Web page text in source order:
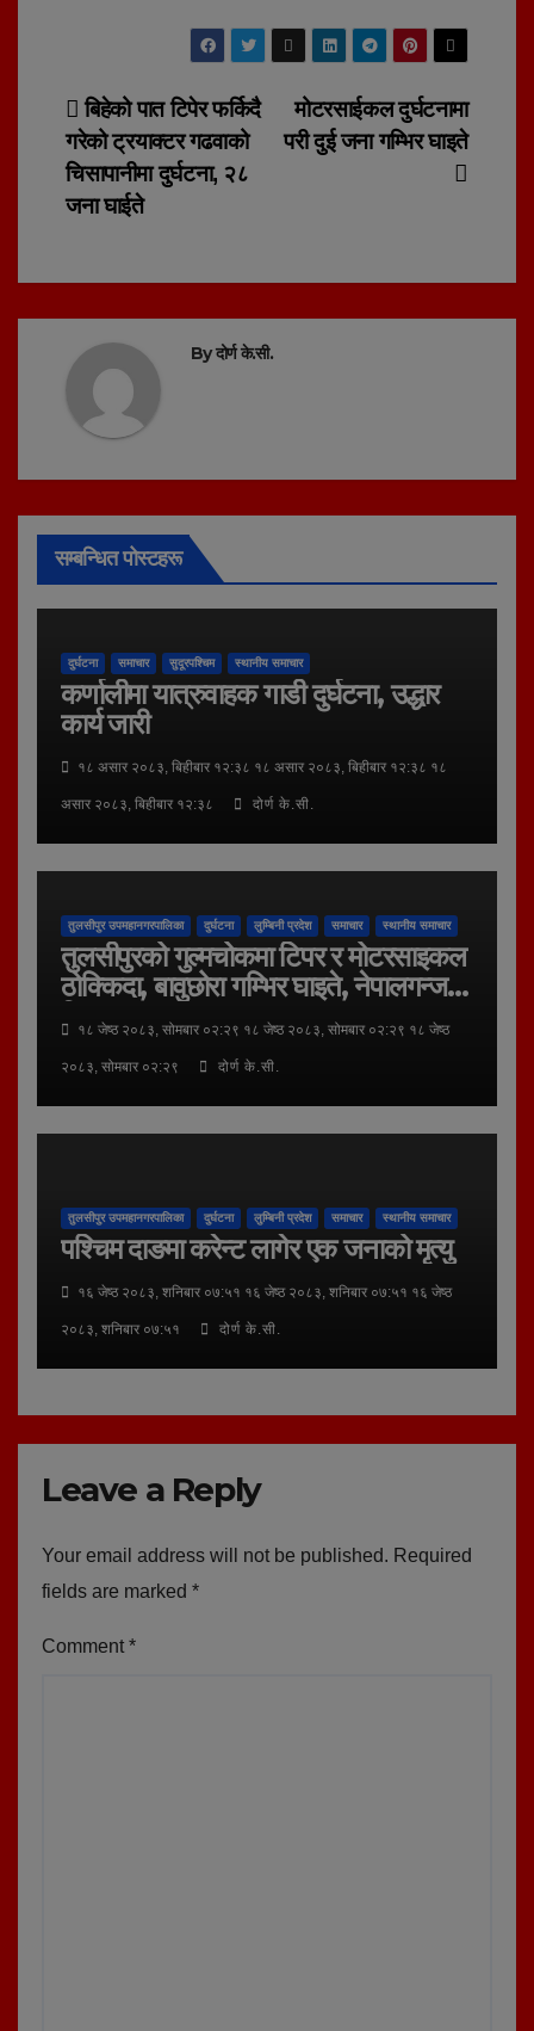
Post
navigation
मोटरसाईकल दुर्घटनामा
परी दुई जना गम्भिर घाइते
बिहेको पात टिपेर फर्किदै
गरेको ट्रयाक्टर गढवाको
चिसापानीमा दुर्घटना, २८
जना घाईते
Byदोर्ण के.सी.
सम्बन्धित पोस्टहरू
दुर्घटना समाचार सुदूरपश्चिम स्थानीय समाचार
कर्णालीमा यात्रुवाहक गाडी दुर्घटना, उद्धार
कार्य जारी
१८ असार २०८३, बिहीबार १२:३८ १८ असार २०८३, बिहीबार १२:३८ १८
असार २०८३, बिहीबार १२:३८ दोर्ण के.सी.
तुलसीपुर उपमहानगरपालिका दुर्घटना लुम्बिनी प्रदेश समाचार स्थानीय समाचार
तुलसीपुरको गुल्मचोकमा टिपर र मोटरसाइकल
ठोक्किदा, बावुछोरा गम्भिर घाइते, नेपालगन्ज
रिफर
१८ जेष्ठ २०८३, सोमबार ०२:२९ १८ जेष्ठ २०८३, सोमबार ०२:२९ १८ जेष्ठ
२०८३, सोमबार ०२:२९ दोर्ण के.सी.
तुलसीपुर उपमहानगरपालिका दुर्घटना लुम्बिनी प्रदेश समाचार स्थानीय समाचार
पश्चिम दाङमा करेन्ट लागेर एक जनाको मृत्यु
१६ जेष्ठ २०८३, शनिबार ०७:५१ १६ जेष्ठ २०८३, शनिबार ०७:५१ १६ जेष्ठ
२०८३, शनिबार ०७:५१ दोर्ण के.सी.
Leave a Reply
Your email address will not be published. Required
fields are marked *
Comment *